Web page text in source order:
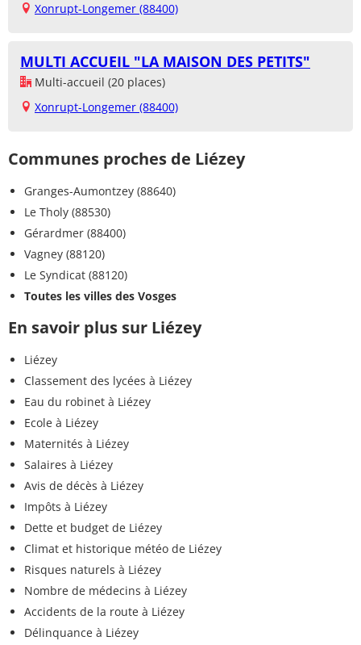
Xonrupt-Longemer (88400)
MULTI ACCUEIL "LA MAISON DES PETITS"
Multi-accueil (20 places)
Xonrupt-Longemer (88400)
Communes proches de Liézey
Granges-Aumontzey (88640)
Le Tholy (88530)
Gérardmer (88400)
Vagney (88120)
Le Syndicat (88120)
Toutes les villes des Vosges
En savoir plus sur Liézey
Liézey
Classement des lycées à Liézey
Eau du robinet à Liézey
Ecole à Liézey
Maternités à Liézey
Salaires à Liézey
Avis de décès à Liézey
Impôts à Liézey
Dette et budget de Liézey
Climat et historique météo de Liézey
Risques naturels à Liézey
Nombre de médecins à Liézey
Accidents de la route à Liézey
Délinquance à Liézey